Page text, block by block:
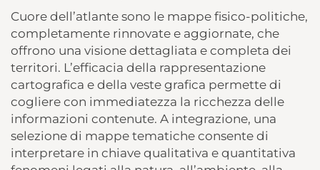
Cuore dell’atlante sono le mappe fisico-politiche,
completamente rinnovate e aggiornate, che
offrono una visione dettagliata e completa dei
territori. L’efficacia della rappresentazione
cartografica e della veste grafica permette di
cogliere con immediatezza la ricchezza delle
informazioni contenute. A integrazione, una
selezione di mappe tematiche consente di
interpretare in chiave qualitativa e quantitativa